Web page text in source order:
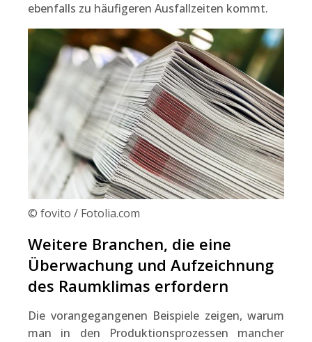
ebenfalls zu häufigeren Ausfallzeiten kommt.
© fovito / Fotolia.com
Weitere Branchen, die eine
Überwachung und Aufzeichnung
des Raumklimas erfordern
Die vorangegangenen Beispiele zeigen, warum
man in den Produktionsprozessen mancher